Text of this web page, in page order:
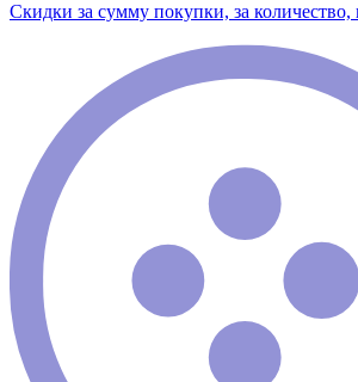
Скидки за сумму покупки, за количество,